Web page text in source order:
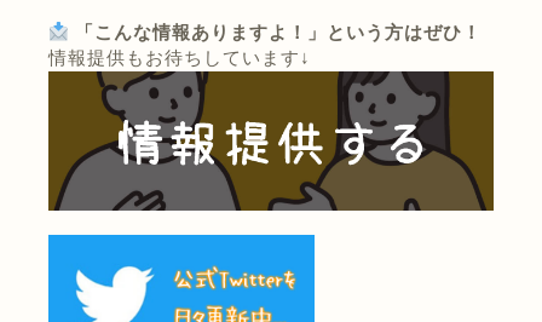
「こんな情報ありますよ！」という方はぜひ！
情報提供もお待ちしています↓